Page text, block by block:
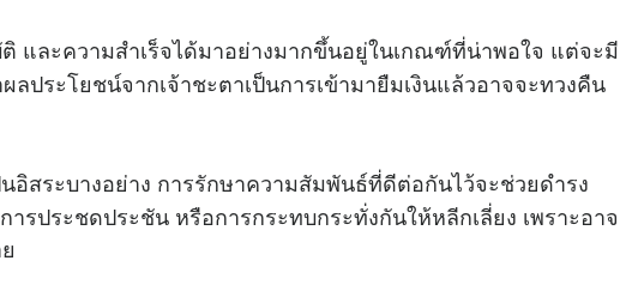
และความสำเร็จได้มาอย่างมากขึ้นอยู่ในเกณฑ์ที่น่าพอใจ แต่จะมี
ลประโยชน์จากเจ้าชะตาเป็นการเข้ามายืมเงินแล้วอาจจะทวงคืน
อิสระบางอย่าง การรักษาความสัมพันธ์ที่ดีต่อกันไว้จะช่วยดำรง
รประชดประชัน หรือการกระทบกระทั่งกันให้หลีกเลี่ยง เพราะอาจ